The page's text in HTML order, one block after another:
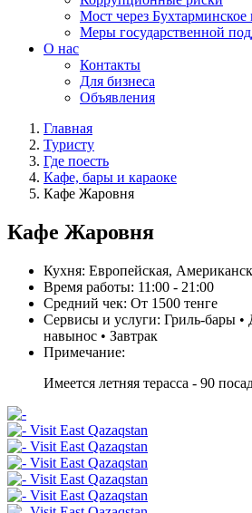
Мост через
Меры государственной
О нас
Контакты
Для бизнеса
Объявления
Главная
Туристу
Где поесть
Кафе, бары и караоке
Кафе Жаровня
Кафе Жаровня
Кухня: Европейская,
Время работы: 11:00 - 21:00
Средний чек: От 1500 тенге
Сервисы и услуги: Гриль-бары •
навынос • Завтрак
Примечание:
Имеется летняя терасса - 90